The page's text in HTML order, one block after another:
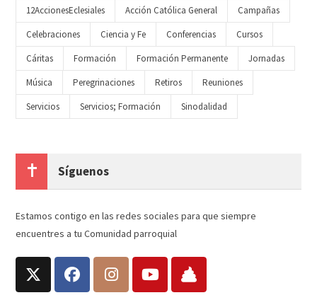
12AccionesEclesiales Acción Católica General
Campañas
Celebraciones
Ciencia y Fe Conferencias
Cursos
Cáritas
Formación Formación Permanente
Jornadas
Música
Peregrinaciones Retiros
Reuniones
Servicios
Servicios; Formación Sinodalidad
Síguenos
Estamos contigo en las redes sociales para que siempre
encuentres a tu Comunidad parroquial